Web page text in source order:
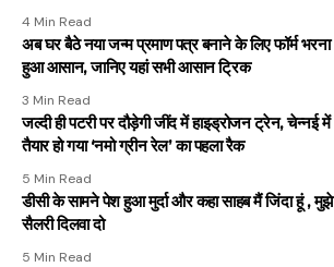
4 Min Read
अब घर बैठे नया जन्म प्रमाण पत्र बनाने के लिए फॉर्म भरना
हुआ आसान, जानिए यहां सभी आसान ट्रिक
3 Min Read
जल्दी ही पटरी पर दौड़ेगी जींद में हाइड्रोजन ट्रेन, चेन्नई में
तैयार हो गया ‘नमो ग्रीन रेल’ का पहला रैक
5 Min Read
डीसी के सामने पेश हुआ मुर्दा और कहा साहब मैं जिंदा हूं , मुझे
सैलरी दिलवा दो
5 Min Read